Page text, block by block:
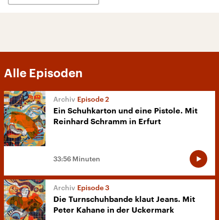
Alle Episoden
Episode 2
Ein Schuhkarton und eine Pistole. Mit
Reinhard Schramm in Erfurt
33:56 Minuten
Episode 3
Die Turnschuhbande klaut Jeans. Mit
Peter Kahane in der Uckermark